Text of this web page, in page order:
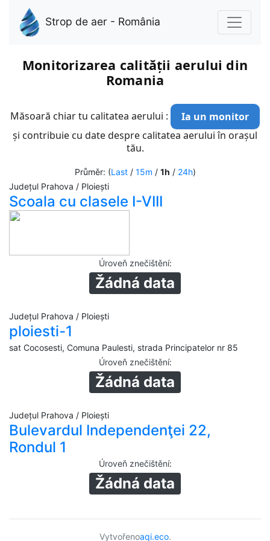
Strop de aer - România
Monitorizarea calității aerului din
Romania
Măsoară chiar tu calitatea aerului :
Ia un monitor
și contribuie cu date despre calitatea aerului în orașul
tău.
Průměr: (Last/ 15m / 1h / 24h)
Județul Prahova / Ploiești
Scoala cu clasele I-VIII
Úroveň znečištění:
Žádná data
Județul Prahova / Ploiești
ploiesti-1
sat Cocosesti, Comuna Paulesti, strada Principatelor nr 85
Úroveň znečištění:
Žádná data
Județul Prahova / Ploiești
Bulevardul Independenţei 22,
Rondul 1
Úroveň znečištění:
Žádná data
Vytvořenoaqi.eco.